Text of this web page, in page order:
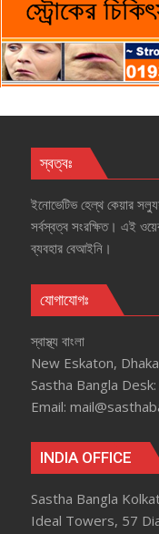
স্বত্বঃ
ইনোভেটিভ হেল্‌থ কেয়ার
সর্বস্বত্ব সংরক্ষিত। এই
ব্যবহার বেআইনি।
যোগাযোগঃ
স্বাস্থ্য বাংলা
New Eskaton,
Sastha Bangla
Email:
INDIA OFFICE
Sastha Bangla
Ideal Towers, 57